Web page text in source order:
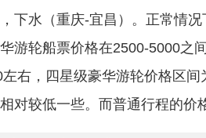
下水（重庆-宜昌）。正常情
游轮船票价格在2500-5000之
左右，四星级豪华游轮价格区
对较低一些。而普通行程的价